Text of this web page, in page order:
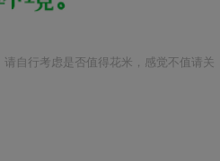
自行考虑是否值得花米，感觉不值请关